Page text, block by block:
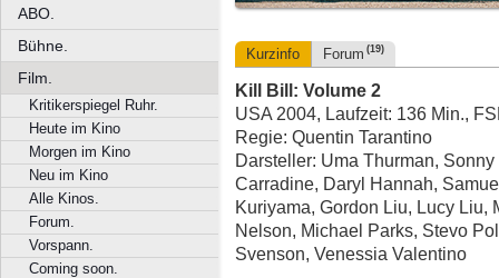
ABO.
Bühne.
Film.
Kritikerspiegel Ruhr.
Heute im Kino
Morgen im Kino
Neu im Kino
Alle Kinos.
Forum.
Vorspann.
Coming soon.
Kurzinfo Forum (19)
Kill Bill: Volume 2
USA 2004, Laufzeit: 136 Min.,
Regie: Quentin Tarantino
Darsteller: Uma Thurman,
Carradine, Daryl Hannah,
Kuriyama, Gordon Liu, Lucy Liu,
Nelson, Michael Parks, Stevo
Svenson, Venessia Valentino